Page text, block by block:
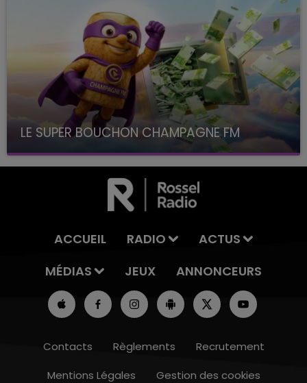
LE SUPER BOUCHON CHAMPAGNE FM
avec La Famille Champagne FM, à 8H10
ACCUEIL RADIO
ACTUS
MÉDIAS
JEUX ANNONCEURS
Contacts Règlements
Recrutement
Mentions Légales
Gestion des cookies